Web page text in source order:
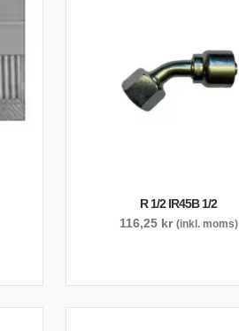
R 1/2 IR45B 1/2
116,25 kr (inkl. moms)